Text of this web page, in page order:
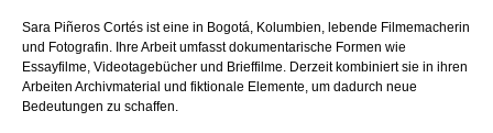
Sara Piñeros Cortés ist eine in Bogotá, Kolumbien, lebende Filmemacherin
und Fotografin. Ihre Arbeit umfasst dokumentarische Formen wie
Essayfilme, Videotagebücher und Brieffilme. Derzeit kombiniert sie in ihren
Arbeiten Archivmaterial und fiktionale Elemente, um dadurch neue
Bedeutungen zu schaffen.